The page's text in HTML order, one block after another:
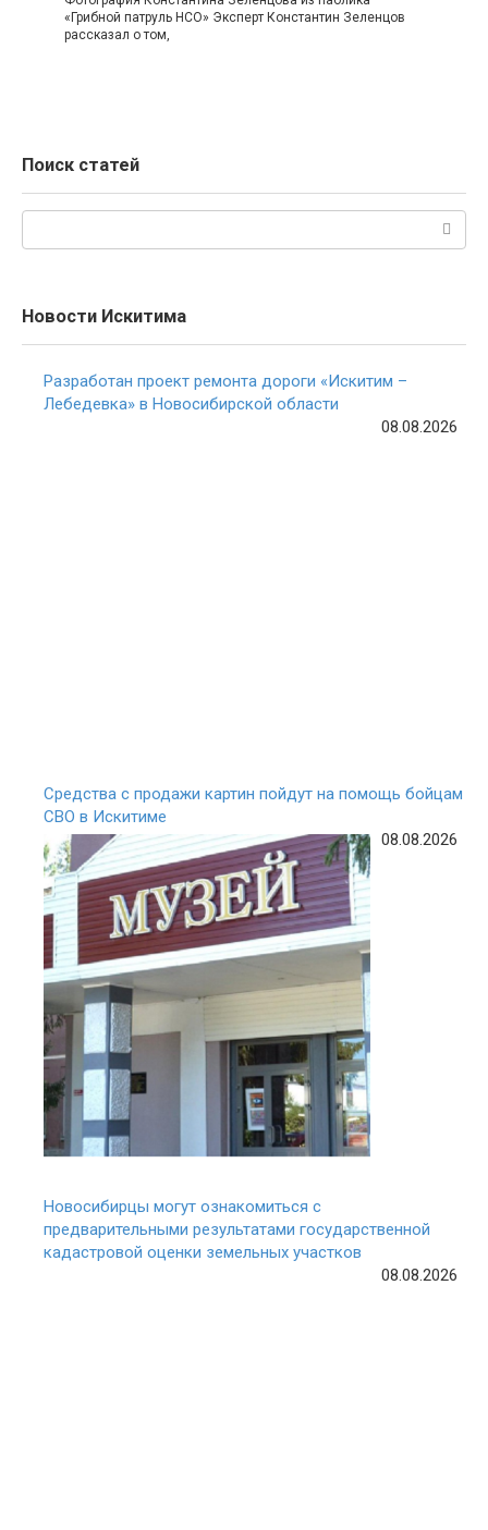
«Грибной патруль НСО» Эксперт Константин Зеленцов
рассказал о том,
Поиск статей
Новости Искитима
Разработан проект ремонта дороги «Искитим –
Лебедевка» в Новосибирской области
08.08.2026
Средства с продажи картин пойдут на помощь бойцам
СВО в Искитиме
08.08.2026
Новосибирцы могут ознакомиться с
предварительными результатами государственной
кадастровой оценки земельных участков
08.08.2026